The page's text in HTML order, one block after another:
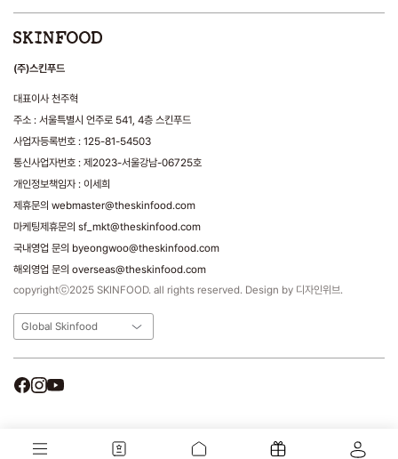
(주)스킨푸드
대표이사 천주혁
주소 : 서울특별시 언주로 541, 4층 스킨푸드
사업자등록번호 : 125-81-54503
통신사업자번호 : 제2023-서울강남-06725호
개인정보책임자 : 이세희
제휴문의 webmaster@theskinfood.com
마케팅제휴문의 sf_mkt@theskinfood.com
국내영업 문의 byeongwoo@theskinfood.com
해외영업 문의 overseas@theskinfood.com
copyrightⓒ2025 SKINFOOD. all rights reserved. Design by 디자인위브.
Global Skinfood